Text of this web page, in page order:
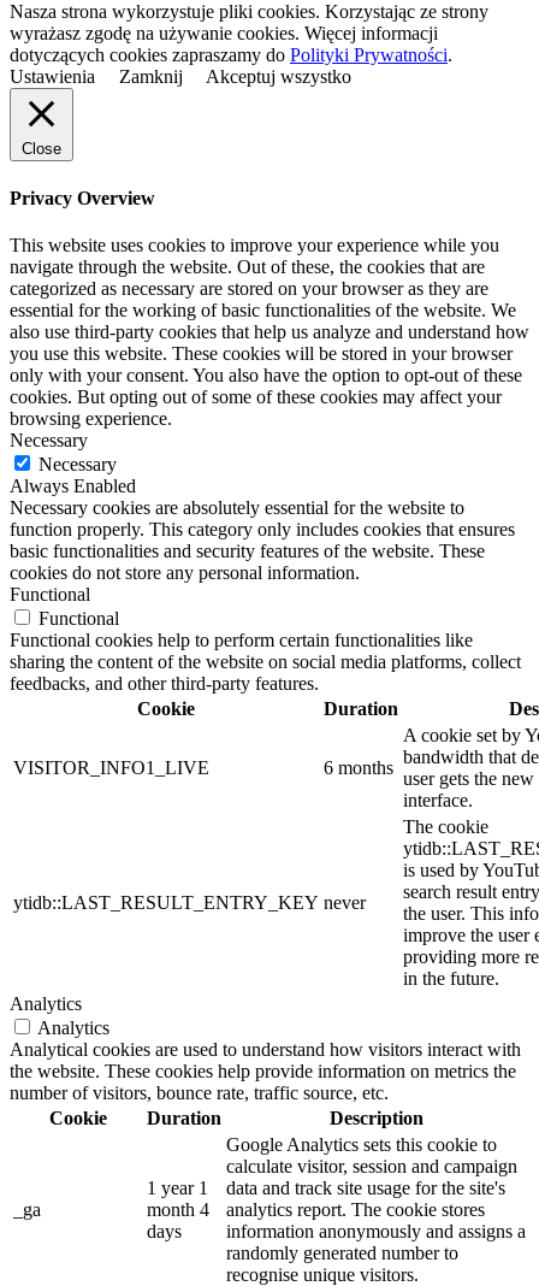
Nasza strona wykorzystuje pliki cookies. Korzystając ze strony
wyrażasz zgodę na używanie cookies. Więcej informacji
dotyczących cookies zapraszamy do Polityki Prywatności.
Ustawienia
Zamknij Akceptuj wszystko
Close
Privacy Overview
This website uses cookies to improve your experience while you
navigate through the website. Out of these, the cookies that are
categorized as necessary are stored on your browser as they are
essential for the working of basic functionalities of the website. We
also use third-party cookies that help us analyze and understand how
you use this website. These cookies will be stored in your browser
only with your consent. You also have the option to opt-out of these
cookies. But opting out of some of these cookies may affect your
browsing experience.
Necessary
Necessary
Always Enabled
Necessary cookies are absolutely essential for the website to
function properly. This category only includes cookies that ensures
basic functionalities and security features of the website. These
cookies do not store any personal information.
Functional
Functional
Functional cookies help to perform certain functionalities like
sharing the content of the website on social media platforms, collect
feedbacks, and other third-party features.
Cookie
Duration
VISITOR_INFO1_LIVE 6 months
A cookie set by
bandwidth that
user gets the
interface.
ytidb::LAST_RESULT_ENTRY_KEY never
The cookie
is used by
search result
the user. This
improve the user
providing more
in the future.
Analytics
Analytics
Analytical cookies are used to understand how visitors interact with
the website. These cookies help provide information on metrics the
number of visitors, bounce rate, traffic source, etc.
Cookie
Duration Description
_ga
1 year 1
month 4
days
Google Analytics sets this cookie to
calculate visitor, session and campaign
data and track site usage for the site's
analytics report. The cookie stores
information anonymously and assigns a
randomly generated number to
recognise unique visitors.